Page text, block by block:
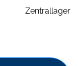
Zentrallager